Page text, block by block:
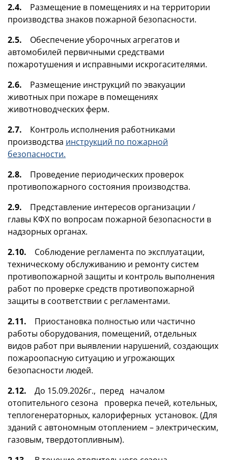
2.4. Размещение в помещениях и на территории
производства знаков пожарной безопасности.
2.5. Обеспечение уборочных агрегатов и
автомобилей первичными средствами
пожаротушения и исправными искрогасителями.
2.6. Размещение инструкций по эвакуации
животных при пожаре в помещениях
животноводческих ферм.
2.7. Контроль исполнения работниками
производства инструкций по пожарной
безопасности.
2.8. Проведение периодических проверок
противопожарного состояния производства.
2.9. Представление интересов организации /
главы КФХ по вопросам пожарной безопасности в
надзорных органах.
2.10. Соблюдение регламента по эксплуатации,
техническому обслуживанию и ремонту систем
противопожарной защиты и контроль выполнения
работ по проверке средств противопожарной
защиты в соответствии с регламентами.
2.11. Приостановка полностью или частично
работы оборудования, помещений, отдельных
видов работ при выявлении нарушений, создающих
пожароопасную ситуацию и угрожающих
безопасности людей.
2.12. До 15.09.2026г., перед началом
отопительного сезона проверка печей, котельных,
теплогенераторных, калориферных установок. (Для
зданий с автономным отоплением – электрическим,
газовым, твердотопливным).